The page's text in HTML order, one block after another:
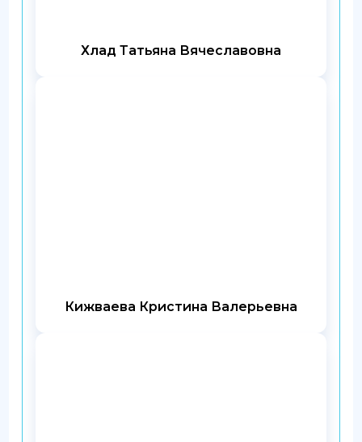
Хлад Татьяна Вячеславовна
Кижваева Кристина Валерьевна